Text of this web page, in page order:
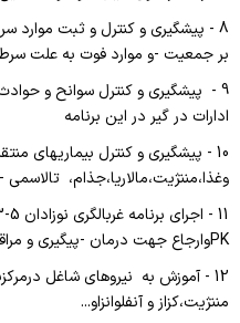
جراحی مردان
ICUاعصاب
PICU
NICU
مغز و اعصاب
داخلی زنان
امور اداری
بهداشت محیط
8 - پیشگیری و کنترل و ثبت موارد
بر جمعیت -و موارد فوت به علت
9 - پیشگیری و کنترل سوانح و
ادارات در گیر در این برنامه
10 - پیشگیری و کنترل بیماریهای
وغذا،مننژیت،مالاریا،جذام،
PKوارجاع جهت درمان -پیگیری و مراقبت از بیماران
12 - آموزش به نیروهای شاغل
مننژیت،کزاز و آنفلوانزاو...